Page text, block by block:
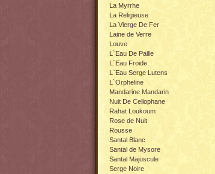
La Myrrhe
La Religieuse
La Vierge De Fer
Laine de Verre
Louve
L`Eau De Paille
L`Eau Froide
L`Eau Serge Lutens
L`Orpheline
Mandarine Mandarin
Nuit De Cellophane
Rahat Loukoum
Rose de Nuit
Rousse
Santal Blanc
Santal de Mysore
Santal Majuscule
Serge Noire